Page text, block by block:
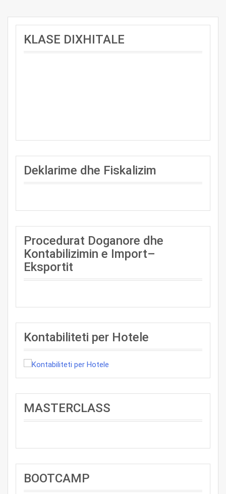
KLASE DIXHITALE
Deklarime dhe Fiskalizim
Procedurat Doganore dhe
Kontabilizimin e Import–
Eksportit
Kontabiliteti per Hotele
MASTERCLASS
BOOTCAMP